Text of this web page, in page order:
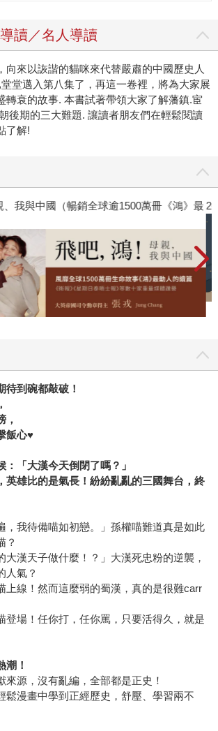
讀／名人導讀
向來以詼諧的貓咪來代替嚴肅的中國歷史人
堂邁入第八集了，再這一卷裡，將為大家展
轉衰的故事. 本書試著帶領大家了解藩鎮.宦
後期的三大難題. 讓讀者朋友們在輕鬆閱讀
了解!
我與中國（暢銷全球逾1500萬冊《鴻》最
待到碗都敲破！
，
飯心♥
：「大漢今天倒閉了嗎？」
雄比的是氣長！紛紛亂亂的三國舞台，終
，我待備喵如初戀。」孫權喵難道真是如此
？
大漢天子做什麼！？」大漢死忠粉的逆襲，
人氣？
上線！然而這麼弱的蜀漢，真的是很難carr
登場！任你打，任你罵，只要活得久，就是
潮！
源，沒有亂編，全部都是正史！
漫畫中學到正經歷史，舒壓、學習兩不